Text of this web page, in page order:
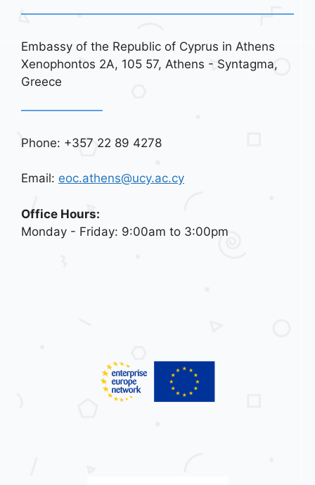
Embassy of the Republic of Cyprus in Athens
Xenophontos 2A, 105 57, Athens - Syntagma,
Greece
Phone: +357 22 89 4278
Email: eoc.athens@ucy.ac.cy
Office Hours:
Monday - Friday: 9:00am to 3:00pm